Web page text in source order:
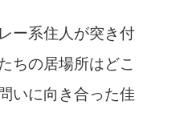
ー系住人が突き付
ちの居場所はどこ
いに向き合った佳